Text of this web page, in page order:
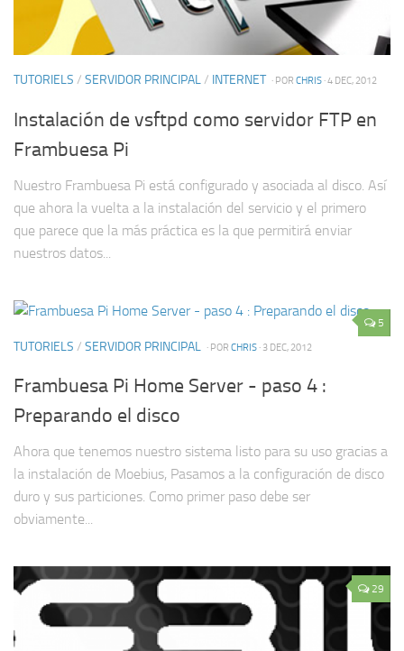
TUTORIELS / SERVIDOR PRINCIPAL/ INTERNET · POR CHRIS · 4 DEC, 2012
Instalación de vsftpd como servidor FTP en
Frambuesa Pi
Nuestro Frambuesa Pi está configurado y asociada al disco. Así
que ahora la vuelta a la instalación del servicio y el primero
que parece que la más práctica es la que permitirá enviar
nuestros datos...
5
TUTORIELS / SERVIDOR PRINCIPAL · POR CHRIS · 3 DEC, 2012
Frambuesa Pi Home Server - paso 4 :
Preparando el disco
Ahora que tenemos nuestro sistema listo para su uso gracias a
la instalación de Moebius, Pasamos a la configuración de disco
duro y sus particiones. Como primer paso debe ser
obviamente...
29